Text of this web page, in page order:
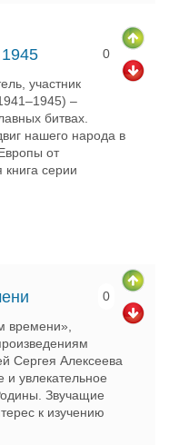
0
участник
–
битвах.
нашего народа в
от
серии
0
времени»,
Сергея Алексеева
увлекательное
Звучащие
к изучению